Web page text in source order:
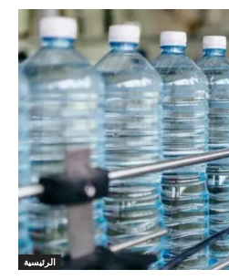
الرئيسية